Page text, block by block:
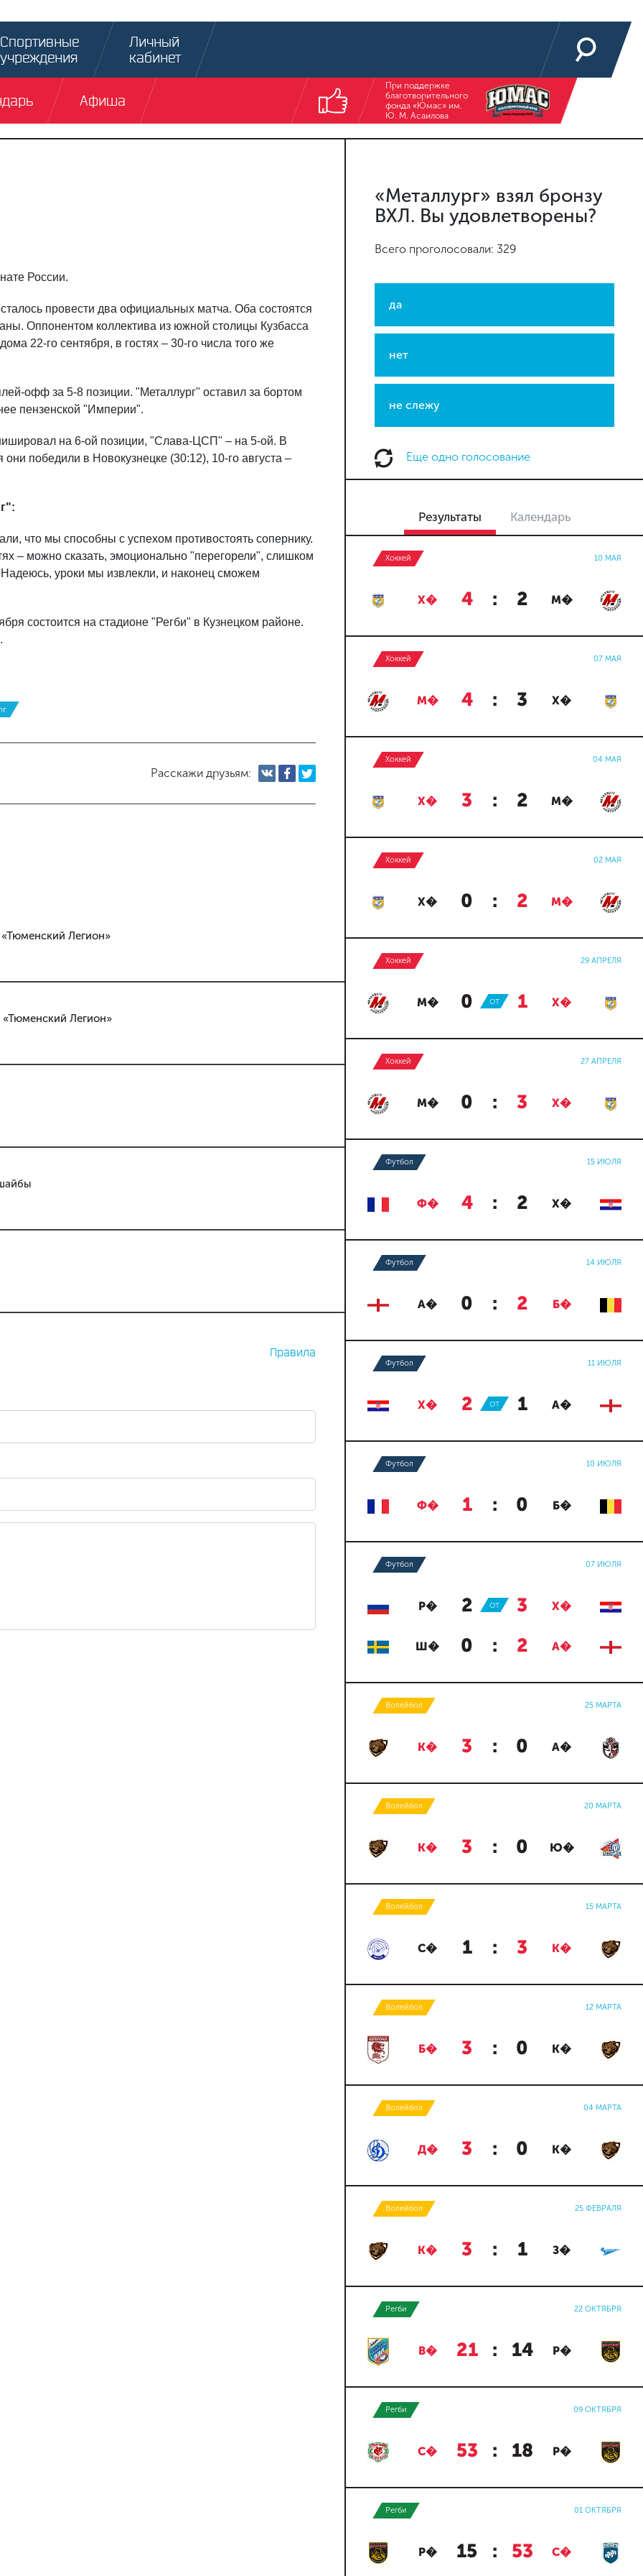
Спортивные
учреждения
Личный
кабинет
Афиша
При поддержке
благотворительного
фонда «Юмас» им.
Ю. М. Асаилова
России.
провести два официальных матча. Оба состоятся
Оппонентом коллектива из южной столицы Кузбасса
22-го сентября, в гостях – 30-го числа того же
офф за 5-8 позиции. "Металлург" оставил за бортом
пензенской "Империи".
на 6-ой позиции, "Слава-ЦСП" – на 5-ой. В
победили в Новокузнецке (30:12), 10-го августа –
что мы способны с успехом противостоять сопернику.
– можно сказать, эмоционально "перегорели", слишком
Надеюсь, уроки мы извлекли, и наконец сможем
состоится на стадионе "Регби" в Кузнецком районе.
Расскажи друзьям:
Легион»
Легион»
Правила
«Металлург» взял бронзу
ВХЛ. Вы удовлетворены?
Всего проголосовали: 329
да
нет
не слежу
Еще одно голосование
Результаты Календарь
Хоккей 10 МАЯ
Х� 4 : 2 М�
Хоккей 07 МАЯ
М� 4 : 3 Х�
Хоккей 04 МАЯ
Х� 3 : 2 М�
Хоккей 02 МАЯ
Х� 0 : 2 М�
Хоккей 29 АПРЕЛЯ
М� 0 : 1 Х�
ОТ
Хоккей 27 АПРЕЛЯ
М� 0 : 3 Х�
Футбол 15 ИЮЛЯ
Ф� 4 : 2 Х�
Футбол 14 ИЮЛЯ
А� 0 : 2 Б�
Футбол 11 ИЮЛЯ
Х� 2 : 1 А�
ОТ
Футбол 10 ИЮЛЯ
Ф� 1 : 0 Б�
Футбол 07 ИЮЛЯ
Р� 2 : 3 Х�
ОТ
Ш� 0 : 2 А�
Волейбол 25 МАРТА
К� 3 : 0 А�
Волейбол 20 МАРТА
К� 3 : 0 Ю�
Волейбол 15 МАРТА
С� 1 : 3 К�
Волейбол 12 МАРТА
Б� 3 : 0 К�
Волейбол 04 МАРТА
Д� 3 : 0 К�
Волейбол 25 ФЕВРАЛЯ
К� 3 : 1 З�
Регби 22 ОКТЯБРЯ
В� 21 : 14 Р�
Регби 09 ОКТЯБРЯ
С� 53 : 18 Р�
Регби 01 ОКТЯБРЯ
Р� 15 : 53 С�